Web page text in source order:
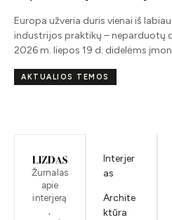
Europa užveria duris vienai iš
industrijos praktikų – neparduotų
2026 m. liepos 19 d. didelėms
AKTUALIOS TEMOS
Žurnalas
apie
interjerą
Interjer
as
Archite
ktūra